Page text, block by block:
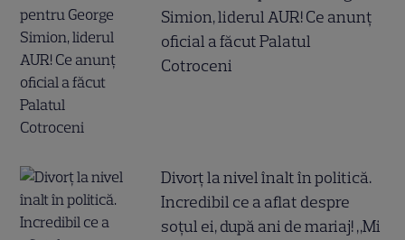
Simion, liderul AUR! Ce anunț
oficial a făcut Palatul
Cotroceni
Divorț la nivel înalt în politică.
Incredibil ce a aflat despre
soțul ei, după ani de mariaj! „Mi